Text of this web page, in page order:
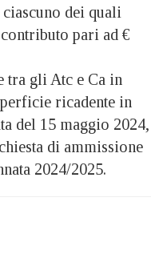
dei quali
pari ad €
tra gli Atc e Ca in
ricadente in
del 15 maggio 2024,
di ammissione
2024/2025.